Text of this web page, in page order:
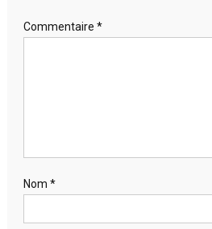
Commentaire *
Nom *